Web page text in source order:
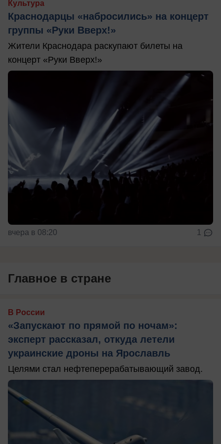
Культура
Краснодарцы «набросились» на концерт
группы «Руки Вверх!»
Жители Краснодара раскупают билеты на
концерт «Руки Вверх!»
вчера в 08:20 1
Главное в стране
В России
«Запускают по прямой по ночам»:
эксперт рассказал, откуда летели
украинские дроны на Ярославль
Целями стал нефтеперерабатывающий завод.